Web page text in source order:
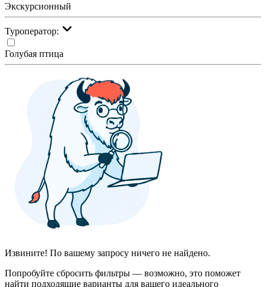
Экскурсионный
Туроператор:
Голубая птица
Извините! По вашему запросу ничего не найдено.
Попробуйте сбросить фильтры — возможно, это поможет
найти подходящие варианты для вашего идеального